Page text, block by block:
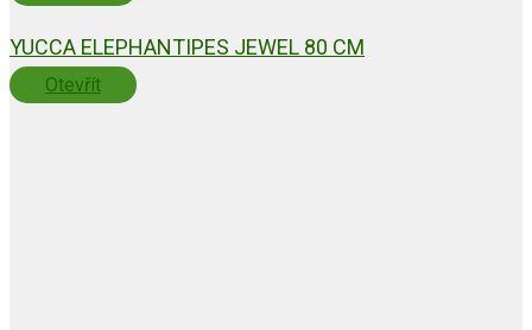
YUCCA ELEPHANTIPES JEWEL 80 CM
Otevřít